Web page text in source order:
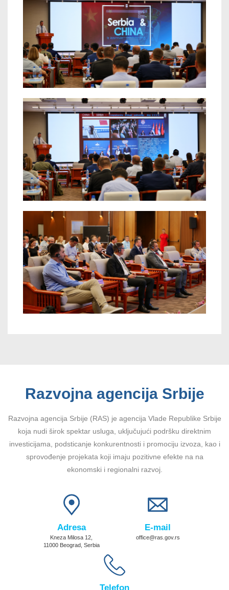
Razvojna agencija Srbije
Razvojna agencija Srbije (RAS) je agencija Vlade Republike Srbije
koja nudi širok spektar usluga, uključujući podršku direktnim
investicijama, podsticanje konkurentnosti i promociju izvoza, kao i
sprovođenje projekata koji imaju pozitivne efekte na na
ekonomski i regionalni razvoj.
Adresa
Kneza Milosa 12,
11000 Beograd, Serbia
E-mail
office@ras.gov.rs
Telefon